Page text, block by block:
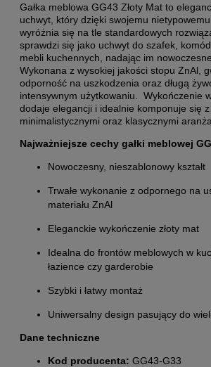
Gałka meblowa GG43 Złoty Mat to
uchwyt, który dzięki swojemu nietypowemu
wyróżnia się na tle standardowych
sprawdzi się jako uchwyt do szafek,
mebli kuchennych, nadając im
Wykonana z wysokiej jakości stopu ZnAl,
odporność na uszkodzenia oraz długą
intensywnym użytkowaniu. Wykończenie
dodaje elegancji i idealnie komponuje się z
minimalistycznymi oraz klasycznymi
Najważniejsze cechy gałki meblowej
Nowoczesny, nieszablonowy kształt
Trwałe wykonanie z odpornego na
materiału ZnAl
Eleganckie wykończenie złoty mat
Idealna do frontów meblowych w
łazience czy garderobie
Szybki i łatwy montaż
Uniwersalny design pasujący do
Dane techniczne
Kod producenta: GG43-G33